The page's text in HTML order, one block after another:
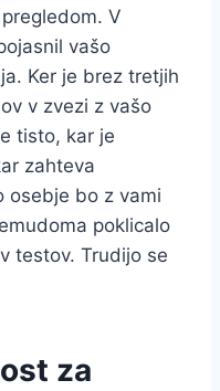
V
vašo
Ker je brez tretjih
v zvezi z vašo
tisto, kar je
zahteva
osebje bo z vami
poklicalo
testov. Trudijo se
za